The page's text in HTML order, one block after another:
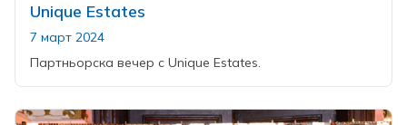
Unique Estates
7 март 2024
Партньорска вечер с Unique Estates.